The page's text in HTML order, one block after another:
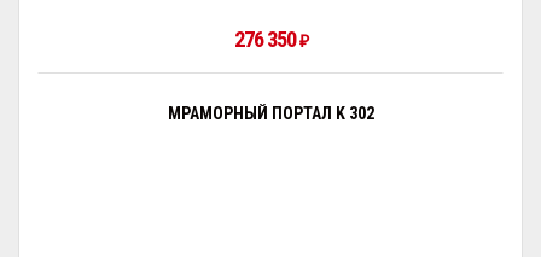
276 350 ₽
МРАМОРНЫЙ ПОРТАЛ K 302